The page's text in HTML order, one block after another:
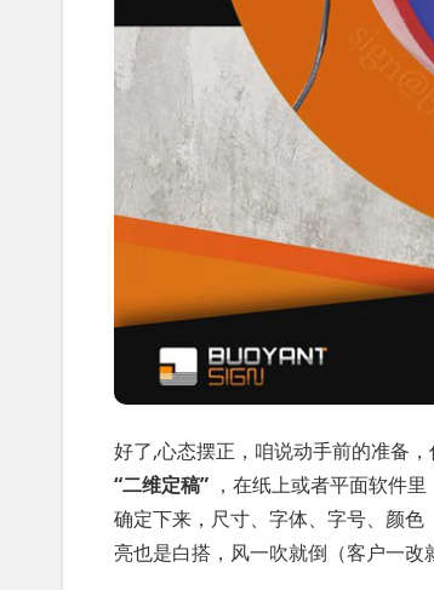
好了,心态摆正，咱说动手前的准备，
“二维定稿” ，在纸上或者平面软件
确定下来，尺寸、字体、字号、颜
亮也是白搭，风一吹就倒（客户一改